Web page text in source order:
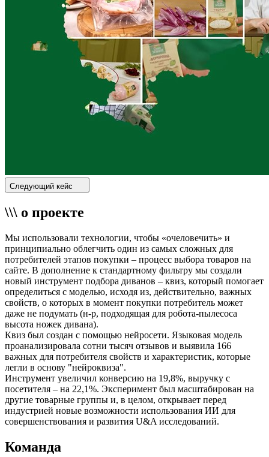
Следующий кейс
\\\ о проекте
Мы использовали технологии, чтобы «очеловечить» и
принципиально облегчить один из самых сложных для
потребителей этапов покупки – процесс выбора товаров на
сайте. В дополнение к стандартному фильтру мы создали
новый инструмент подбора диванов – квиз, который помогает
определиться с моделью, исходя из, действительно, важных
свойств, о которых в момент покупки потребитель может
даже не подумать (н-р, подходящая для робота-пылесоса
высота ножек дивана).
Квиз был создан с помощью нейросети. Языковая модель
проанализировала сотни тысяч отзывов и выявила 166
важных для потребителя свойств и характеристик, которые
легли в основу "нейроквиза".
Инструмент увеличил конверсию на 19,8%, выручку с
посетителя – на 22,1%. Эксперимент был масштабирован на
другие товарные группы и, в целом, открывает перед
индустрией новые возможности использования ИИ для
совершенствования и развития U&A исследований.
Команда